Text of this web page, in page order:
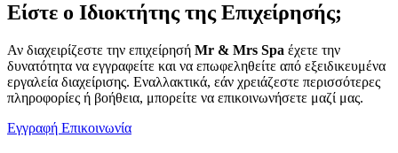
Είστε ο Ιδιοκτήτης της Επιχείρησής;
Αν διαχειρίζεστε την επιχείρησή Mr & Mrs Spa έχετε την
δυνατότητα να εγγραφείτε και να επωφεληθείτε από εξειδικευμένα
εργαλεία διαχείρισης. Εναλλακτικά, εάν χρειάζεστε περισσότερες
πληροφορίες ή βοήθεια, μπορείτε να επικοινωνήσετε μαζί μας.
Εγγραφή Επικοινωνία